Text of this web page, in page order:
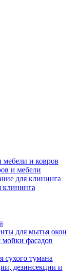
и ковров
и мебели
для клининга
клининга
для мытья окон
мойки фасадов
сухого тумана
дезинсекции и